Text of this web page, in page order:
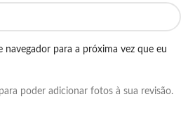
navegador para a próxima vez que eu
poder adicionar fotos à sua revisão.